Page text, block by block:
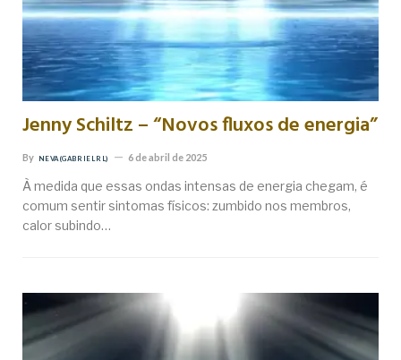
Jenny Schiltz – “Novos fluxos de energia”
By NEVA (GABRIEL RL) 6 de abril de 2025
À medida que essas ondas intensas de energia chegam, é
comum sentir sintomas físicos: zumbido nos membros,
calor subindo…